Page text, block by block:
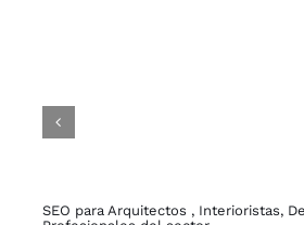
SEO para Arquitectos , Interioristas,